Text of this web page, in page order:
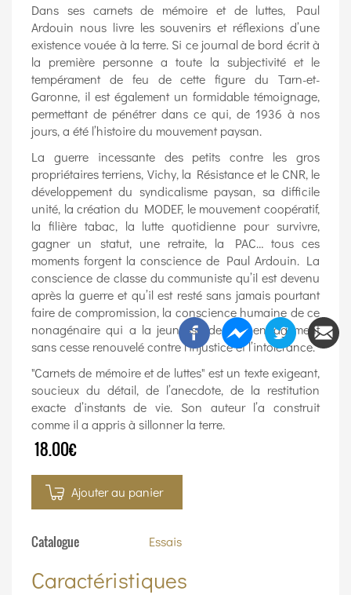
Dans ses carnets de mémoire et de luttes, Paul
Ardouin nous livre les souvenirs et réflexions d’une
existence vouée à la terre. Si ce journal de bord écrit à
la première personne a toute la subjectivité et le
tempérament de feu de cette figure du Tarn-et-
Garonne, il est également un formidable témoignage,
permettant de pénétrer dans ce qui, de 1936 à nos
jours, a été l’histoire du mouvement paysan.
La guerre incessante des petits contre les gros
propriétaires terriens, Vichy, la Résistance et le CNR, le
développement du syndicalisme paysan, sa difficile
unité, la création du MODEF, le mouvement coopératif,
la filière tabac, la lutte quotidienne pour survivre,
gagner un statut, une retraite, la PAC… tous ces
moments forgent la conscience de Paul Ardouin. La
conscience de classe du communiste qu’il est devenu
après la guerre et qu’il est resté sans jamais pourtant
faire de compromission, la conscience humaine de ce
nonagénaire qui a la jeunesse de son engagement
sans cesse renouvelé contre l’injustice et l’intolérance.
"Carnets de mémoire et de luttes" est un texte exigeant,
soucieux du détail, de l’anecdote, de la restitution
exacte d’instants de vie. Son auteur l’a construit
comme il a appris à sillonner la terre.
18.00€
Ajouter au panier
Catalogue Essais
Caractéristiques